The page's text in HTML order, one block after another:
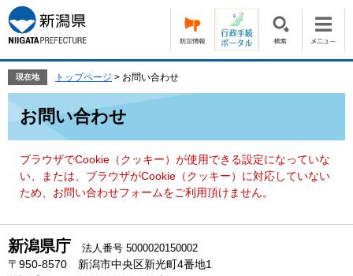
ー
ジ
の
頭
す。
ニ
ュ
ー
飛
て
現在地 トップページ > お問い合わせ
お問い合わせ
ブラウザでCookie（クッキー）が使用できる設定になっていな
い、または、ブラウザがCookie（クッキー）に対応していない
ため、お問い合わせフォームをご利用頂けません。
新潟県庁 法人番号 5000020150002
〒950-8570 新潟市中央区新光町4番地1